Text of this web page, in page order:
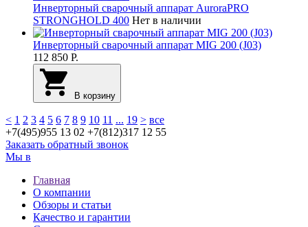
Инверторный сварочный аппарат AuroraPRO
STRONGHOLD 400 Нет в наличии
Инверторный сварочный аппарат MIG 200 (J03)
112 850 Р.
В корзину
< 1 2 3 4 5 6 7 8 9 10 11 ... 19 > все
+7(495)955 13 02 +7(812)317 12 55
Заказать обратный звонок
Мы в
Главная
О компании
Обзоры и статьи
Качество и гарантии